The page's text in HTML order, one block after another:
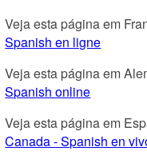
Veja esta página em
Spanish en ligne
Veja esta página em
Spanish online
Veja esta página em
Canada - Spanish en